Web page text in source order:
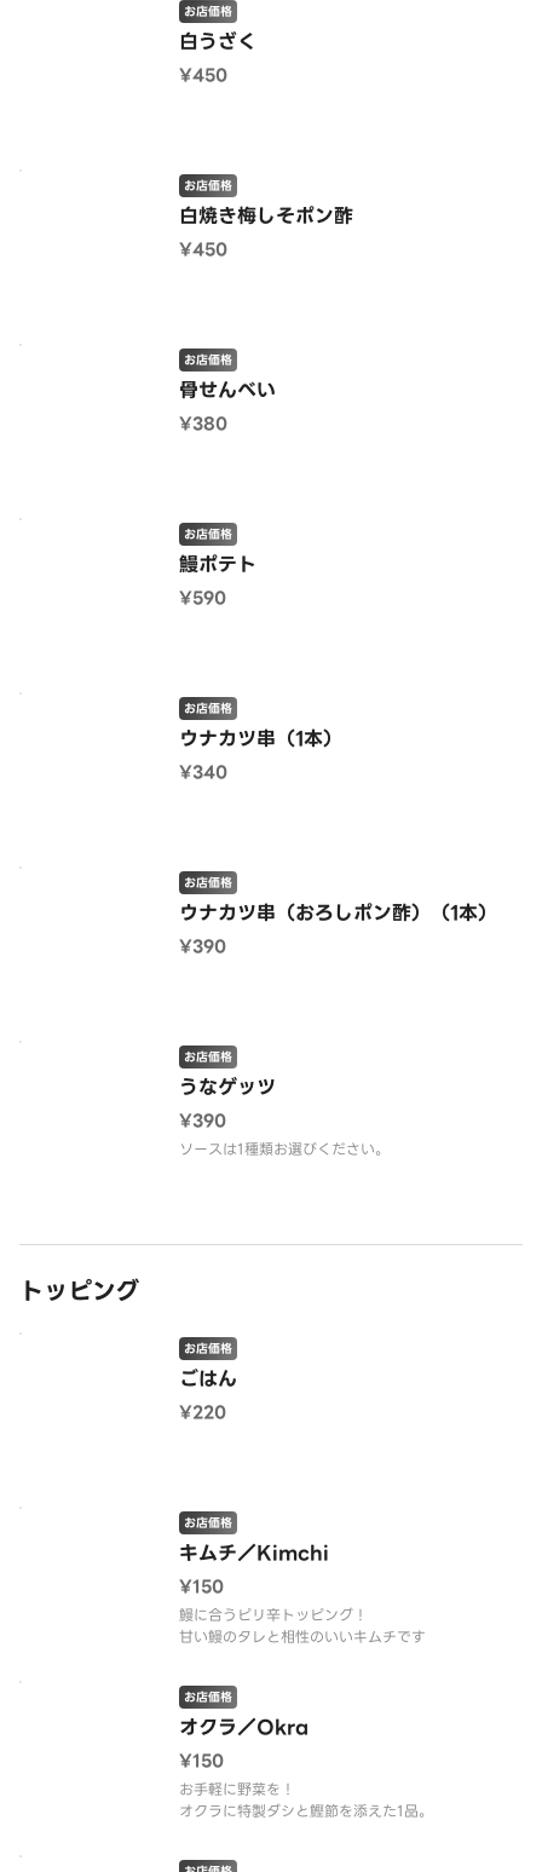
白うざく
お店価格
¥450
白焼き梅しそポン酢
お店価格
¥450
骨せんべい
お店価格
¥380
鰻ポテト
お店価格
¥590
ウナカツ串（1本）
お店価格
¥340
ウナカツ串（おろしポン酢）（1本）
お店価格
¥390
うなゲッツ
お店価格
¥390
ソースは1種類お選びください。
トッピング
ごはん
お店価格
¥220
キムチ／Kimchi
お店価格
¥150
鰻に合うピリ辛トッピング！
甘い鰻のタレと相性のいいキムチです
オクラ／Okra
お店価格
¥150
お手軽に野菜を！
オクラに特製ダシと鰹節を添えた1品。